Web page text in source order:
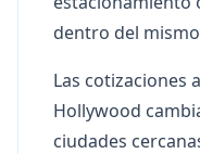
dentro del
Las cotizaciones
Hollywood
ciudades